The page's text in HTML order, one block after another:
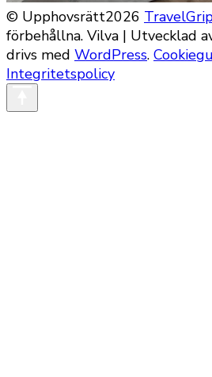
© Upphovsrätt2026
förbehållna. Vilva | Utvecklad
drivs med WordPress.
Integritetspolicy